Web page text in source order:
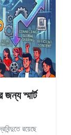
স্মার্ট
রয়েছে